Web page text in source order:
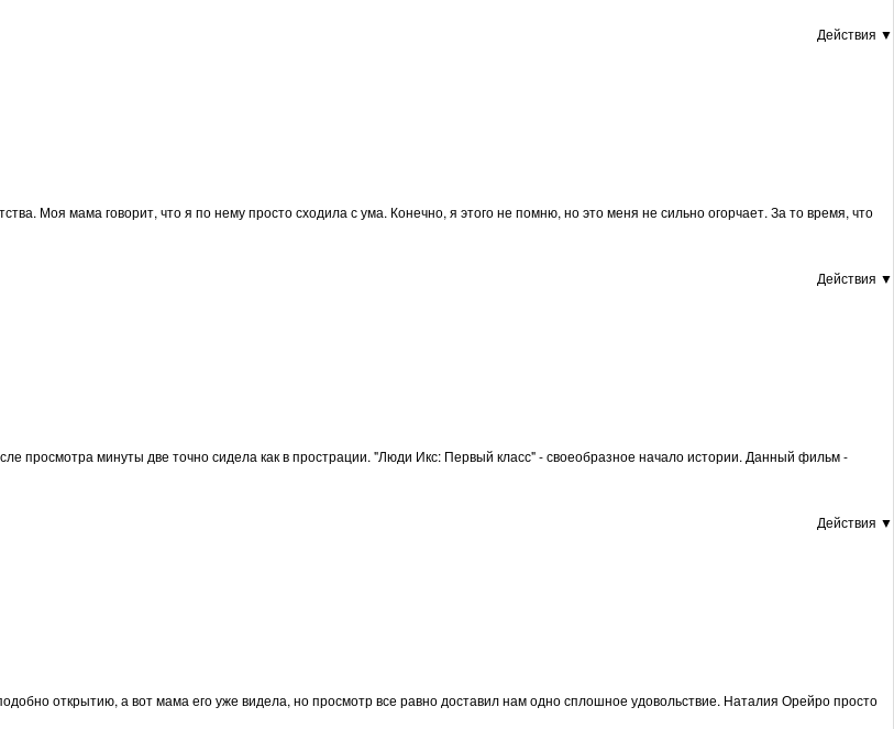
Действия ▼
Моя мама говорит, что я по нему просто сходила с ума. Конечно, я этого не помню, но это меня не сильно огорчает. За то время, что
Действия ▼
просмотра минуты две точно сидела как в прострации. "Люди Икс: Первый класс" - своеобразное начало истории. Данный фильм -
Действия ▼
открытию, а вот мама его уже видела, но просмотр все равно доставил нам одно сплошное удовольствие. Наталия Орейро просто